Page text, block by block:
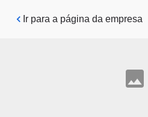
Pular para o conteúdo principal
Ir para a página da empresa